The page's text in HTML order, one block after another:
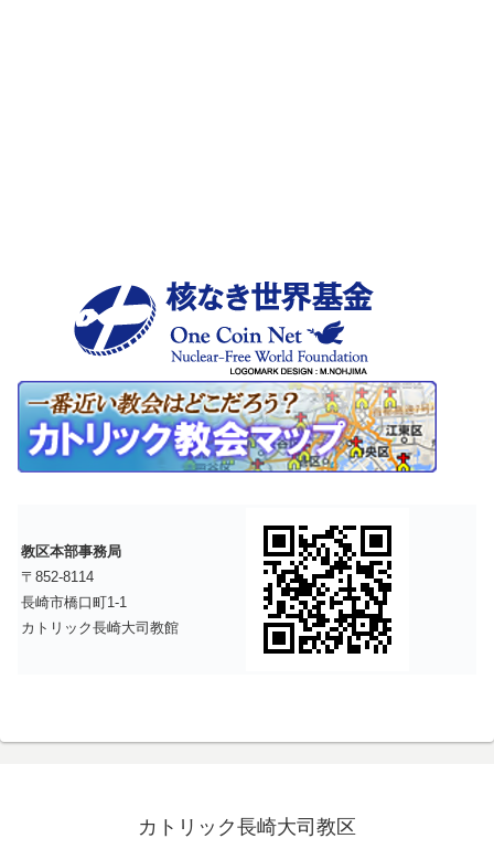
教区本部事務局
〒852-8114
長崎市橋口町1-1
カトリック長崎大司教館
カトリック長崎大司教区